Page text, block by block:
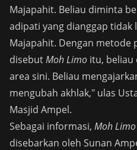
Majapahit. Beliau diminta
adipati yang dianggap tidak
Majapahit. Dengan metode
disebutMoh Limo itu, beliau
area sini. Beliau
mengubah akhlak," ulas
Masjid Ampel.
Sebagai informasi, Moh Limo
disebarkan oleh Sunan